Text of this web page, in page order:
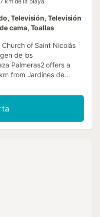
Televisión, Televisión
cama, Toallas
of Saint Nicolás
de los
Palmeras2 offers a
from Jardines de